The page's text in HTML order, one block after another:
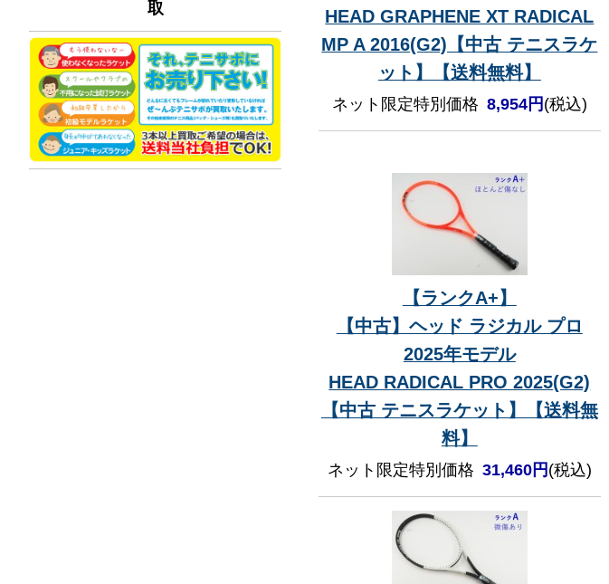
取
HEAD GRAPHENE XT RADICAL
MP A 2016(G2)【中古 テニスラケ
ット】【送料無料】
ネット限定特別価格 8,954円 (税込)
【ランクA+】
【中古】ヘッド ラジカル プロ
2025年モデル
HEAD RADICAL PRO 2025(G2)
【中古 テニスラケット】【送料無
料】
ネット限定特別価格 31,460円 (税込)